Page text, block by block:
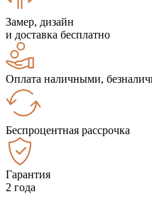
Замер, дизайн
и доставка бесплатно
Оплата наличными,
Беспроцентная рассрочка
Гарантия
2 года